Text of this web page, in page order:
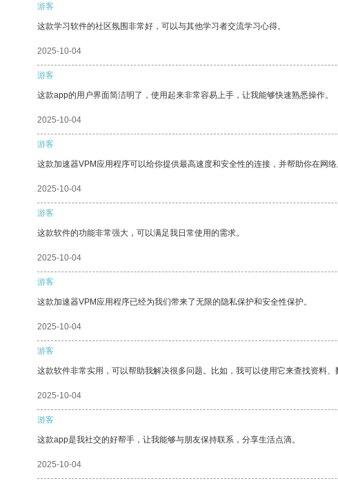
游客
这款学习软件的社区氛围非常好，可以与其他学习者交流学习心得。
2025-10-04
游客
这款app的用户界面简洁明了，使用起来非常容易上手，让我能够快速熟悉操作。
2025-10-04
游客
这款加速器VPM应用程序可以给你提供最高速度和安全性的连接，并帮助你在网络
2025-10-04
游客
这款软件的功能非常强大，可以满足我日常使用的需求。
2025-10-04
游客
这款加速器VPM应用程序已经为我们带来了无限的隐私保护和安全性保护。
2025-10-04
游客
这款软件非常实用，可以帮助我解决很多问题。比如，我可以使用它来查找资料、
2025-10-04
游客
这款app是我社交的好帮手，让我能够与朋友保持联系，分享生活点滴。
2025-10-04